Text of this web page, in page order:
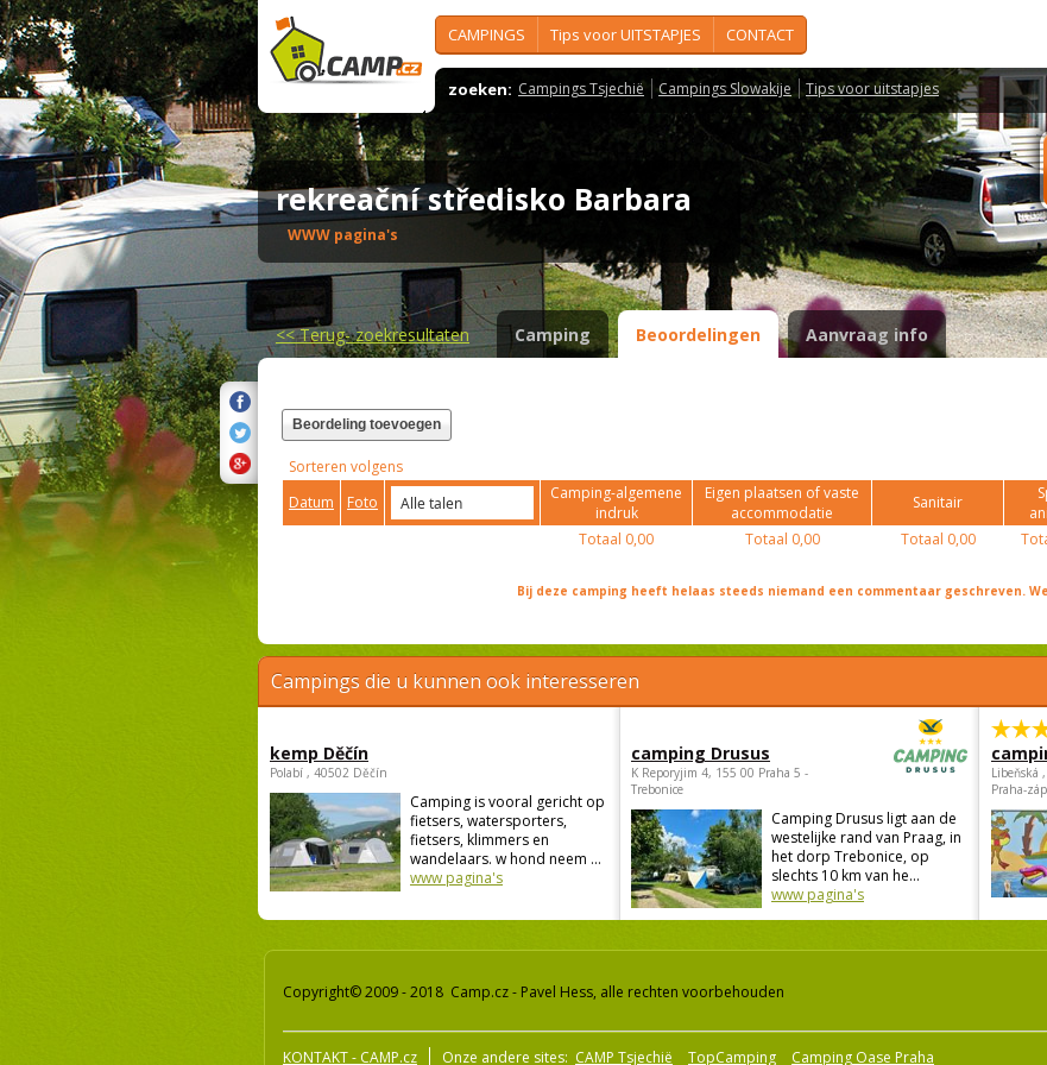
CAMPINGS Tips voor UITSTAPJES CONTACT
zoeken: Campings Tsjechië Campings Slowakije Tips voor uitstapjes
rekreační středisko Barbara
WWW pagina's
<<Terug- zoekresultaten Camping Beoordelingen Aanvraag info
Beordeling toevoegen
Sorteren volgens
Datum
Foto
Camping-algemene
indruk
Eigen plaatsen of vaste
accommodatie
Sanitair
Totaal 0,00 Totaal 0,00 Totaal 0,00
Bij deze camping heeft helaas steeds niemand een commentaar geschreven.
Campings die u kunnen ook interesseren
kemp Děčín
Polabí , 40502 Děčín
Camping is vooral gericht op
fietsers, watersporters,
fietsers, klimmers en
wandelaars. w hond neem ...
www pagina's
camping Drusus
K Reporyjim 4, 155 00 Praha 5 -
Trebonice
Camping Drusus ligt aan de
westelijke rand van Praag, in
het dorp Trebonice, op
slechts 10 km van he...
www pagina's
Libeňská
Praha-
Copyright© 2009 - 2018 Camp.cz - Pavel Hess, alle rechten voorbehouden
KONTAKT - CAMP.cz Onze andere sites: CAMP Tsjechië TopCamping Camping Oase Praha